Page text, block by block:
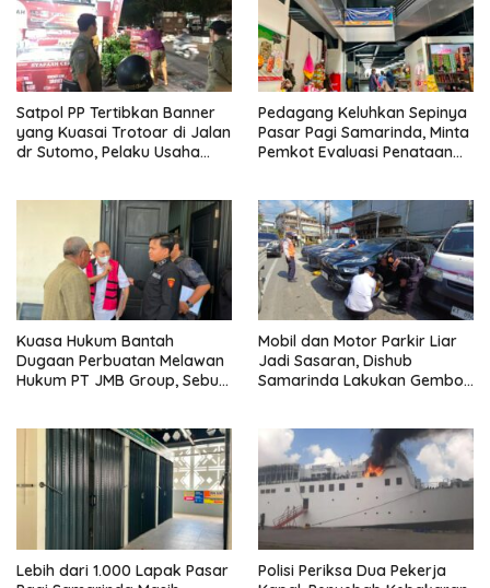
Satpol PP Tertibkan Banner
yang Kuasai Trotoar di Jalan
dr Sutomo, Pelaku Usaha
Pedagang Keluhkan Sepinya
Pasar Pagi Samarinda, Minta
Pemkot Evaluasi Penataan
Kuasa Hukum Bantah
Dugaan Perbuatan Melawan
Hukum PT JMB Group, Sebut
Mobil dan Motor Parkir Liar
Jadi Sasaran, Dishub
Samarinda Lakukan Gembok
Lebih dari 1.000 Lapak Pasar
Polisi Periksa Dua Pekerja